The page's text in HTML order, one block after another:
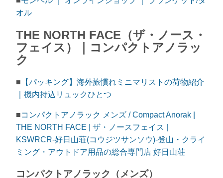
オル
THE NORTH FACE（ザ・ノース・
フェイス）｜コンパクトアノラッ
ク
■ 【パッキング】海外旅慣れミニマリストの荷物紹介
｜機内持込リュックひとつ
■コンパクトアノラック メンズ / Compact Anorak |
THE NORTH FACE | ザ・ノースフェイス |
KSWRCR-好日山荘(コウジツサンソウ)-登山・クライ
ミング・アウトドア用品の総合専門店 好日山荘
コンパクトアノラック（メンズ）